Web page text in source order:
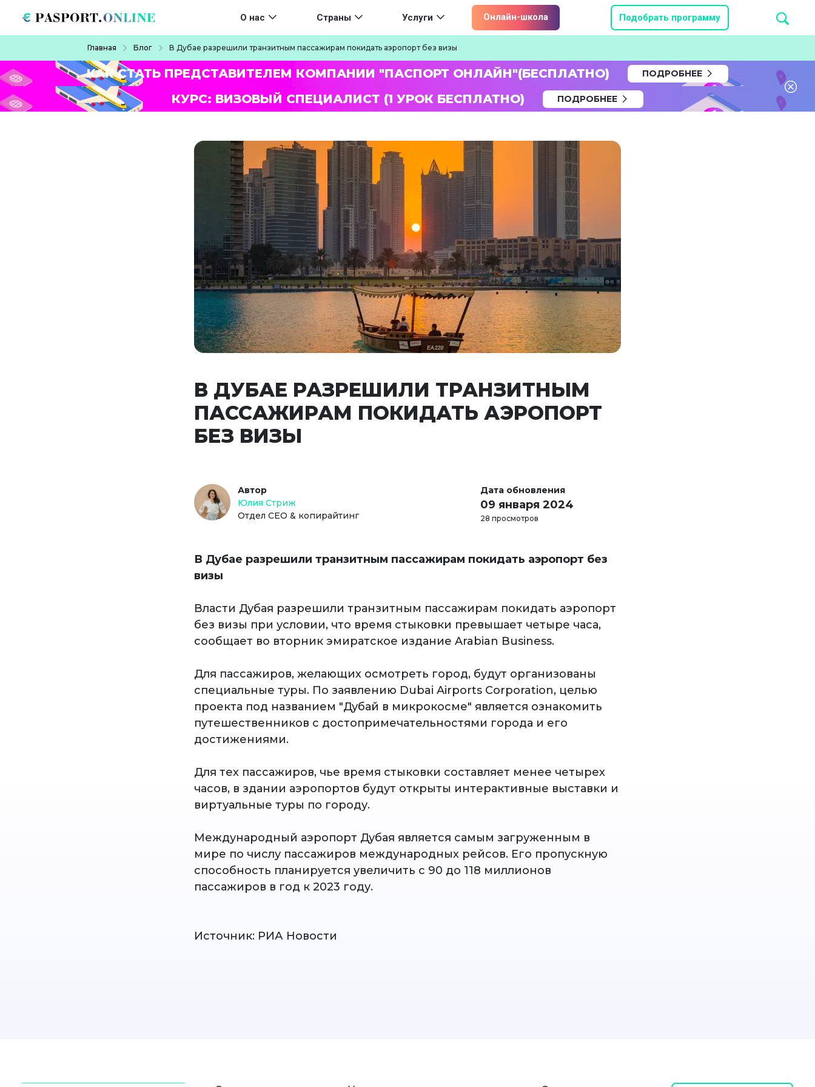
Main navigation
О нас Страны Услуги Онлайн-школа Подобрать программу
Главная Блог В Дубае разрешили транзитным пассажирам покидать аэропорт без визы
КАК СТАТЬ ПРЕДСТАВИТЕЛЕМ КОМПАНИИ "ПАСПОРТ ОНЛАЙН"(БЕСПЛАТНО) ПОДРОБНЕЕ
КУРС: ВИЗОВЫЙ СПЕЦИАЛИСТ (1 УРОК БЕСПЛАТНО) ПОДРОБНЕЕ
В ДУБАЕ РАЗРЕШИЛИ ТРАНЗИТНЫМ
ПАССАЖИРАМ ПОКИДАТЬ АЭРОПОРТ
БЕЗ ВИЗЫ
Автор
Юлия Стриж
Отдел СЕО & копирайтинг
Дата обновления
09 января 2024
28 просмотров
В Дубае разрешили транзитным пассажирам покидать аэропорт без
визы
Власти Дубая разрешили транзитным пассажирам покидать аэропорт
без визы при условии, что время стыковки превышает четыре часа,
сообщает во вторник эмиратское издание Arabian Business.
Для пассажиров, желающих осмотреть город, будут организованы
специальные туры. По заявлению Dubai Airports Corporation, целью
проекта под названием "Дубай в микрокосме" является ознакомить
путешественников с достопримечательностями города и его
достижениями.
Для тех пассажиров, чье время стыковки составляет менее четырех
часов, в здании аэропортов будут открыты интерактивные выставки и
виртуальные туры по городу.
Международный аэропорт Дубая является самым загруженным в
мире по числу пассажиров международных рейсов. Его пропускную
способность планируется увеличить с 90 до 118 миллионов
пассажиров в год к 2023 году.
Источник: РИА Новости